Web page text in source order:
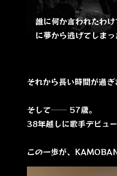
誰に何か言われたわ
に夢から逃げてしま
それから長い時間が過ぎ
そして── 57歳。
38年越しに歌手デビュ
この一歩が、